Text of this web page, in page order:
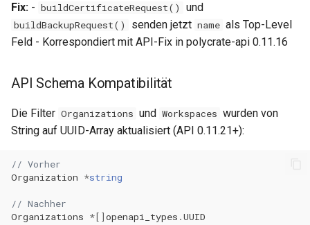
0.11.3
0.11.1
0.11.0
Fix: - buildCertificateRequest() und
buildBackupRequest() senden jetzt name als Top-Level
Feld - Korrespondiert mit API-Fix in polycrate-api 0.11.16
API Schema Kompatibilität
Die Filter Organizations und Workspaces wurden von
String auf UUID-Array aktualisiert (API 0.11.21+):
// Vorher
Organization *string
// Nachher
Organizations *[]openapi_types .UUID